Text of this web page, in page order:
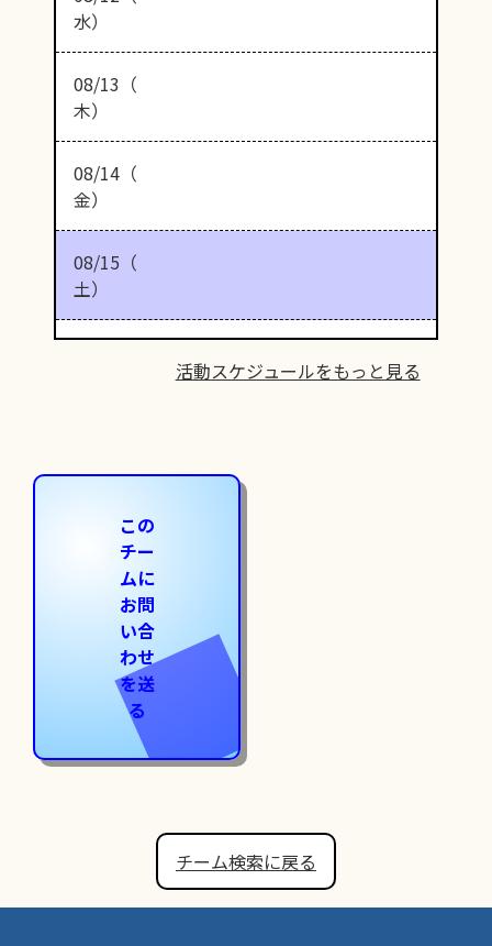
水）
08/13（
木）
08/14（
金）
08/15（
土）
活動スケジュールをもっと見る
この
チー
ムに
お問
い合
わせ
を送
る
チーム検索に戻る